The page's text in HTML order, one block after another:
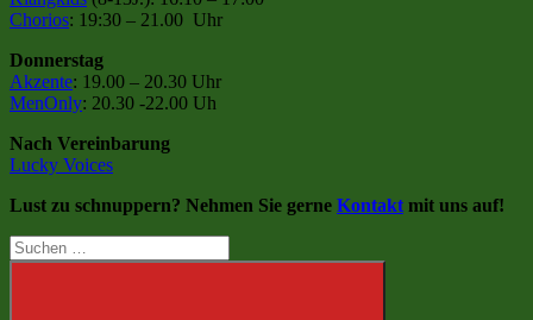
Chorios: 19:30 – 21.00 Uhr
Donnerstag
Akzente: 19.00 – 20.30 Uhr
MenOnly: 20.30 -22.00 Uh
Nach Vereinbarung
Lucky Voices
Lust zu schnuppern? Nehmen Sie gerne Kontakt mit uns auf!
Suchen
nach: